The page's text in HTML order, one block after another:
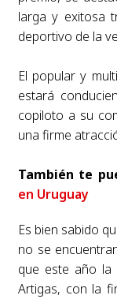
larga y exitosa
deportivo de la
El popular y
estará
copiloto a su
una firme
También te
en Uruguay
Es bien sabido
no se
que este año la
Artigas, con la